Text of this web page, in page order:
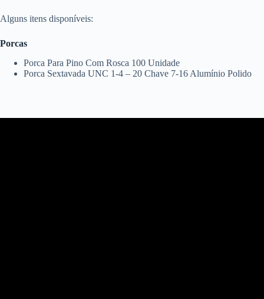
Alguns itens disponíveis:
Porcas
Porca Para Pino Com Rosca 100 Unidade
Porca Sextavada UNC 1-4 – 20 Chave 7-16 Alumínio Polido